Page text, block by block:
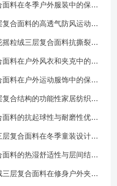
料在冬季户外服装中的保暖
合面料的高透气防风运动服
粒绒三层复合面料抗撕裂与
料在户外风衣和夹克中的应
料在户外运动服饰中的保暖
合结构的功能性家居纺织品
料的抗起球性与耐磨性优化
复合面料在冬季童装设计中
料的热湿舒适性与层间结合
层复合面料在修身户外夹克